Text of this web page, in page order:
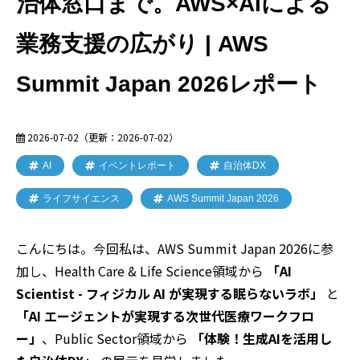
業務支援の広がり | AWS
Summit Japan 2026レポート
2026-07-02 （更新： 2026-07-02）
AI イベントレポート 自治体DX
ライフサイエンス AWS Summit Japan 2026
こんにちは。今回私は、AWS Summit Japan 2026に参
加し、Health Care & Life Science領域から
「AI
Scientist - フィジカル AI が実現する眠らないラボ」
と
「AI エージェントが実現する次世代医療ワークフロ
ー」 、Public Sector領域から
「体験！生成AIを活用し